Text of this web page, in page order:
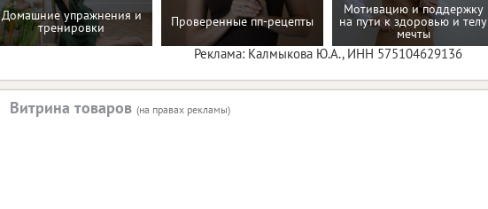
Домашние упражнения и
тренировки Проверенные пп-рецепты
Мотивацию и поддержку
на пути к здоровью и телу
мечты
Реклама: Калмыкова Ю.А., ИНН 575104629136
Витрина товаров (на правах рекламы)